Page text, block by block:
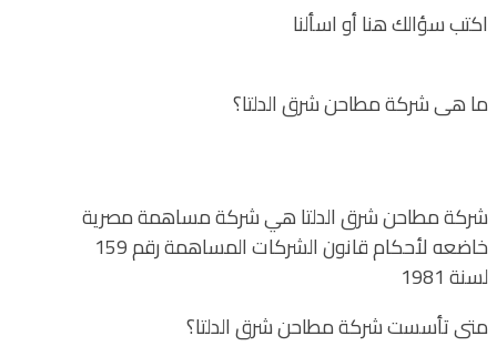
اكتب سؤالك هنا أو اسألنا
ما هى شركة مطاحن شرق الدلتا؟
شركة مطاحن شرق الدلتا هي شركة مساهمة مصرية
خاضعه لأحكام قانون الشركات المساهمة رقم 159
لسنة 1981
متى تأسست شركة مطاحن شرق الدلتا؟